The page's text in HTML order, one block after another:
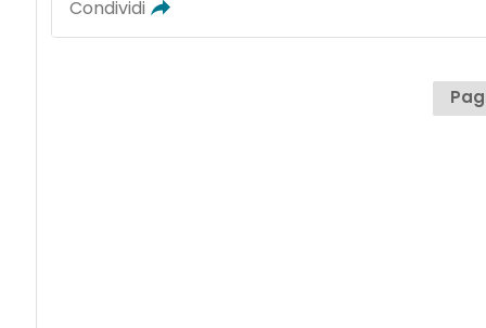
Condividi